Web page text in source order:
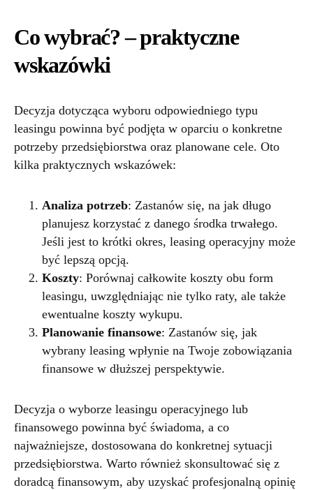
Co wybrać? – praktyczne
wskazówki
Decyzja dotycząca wyboru odpowiedniego typu
leasingu powinna być podjęta w oparciu o konkretne
potrzeby przedsiębiorstwa oraz planowane cele. Oto
kilka praktycznych wskazówek:
Analiza potrzeb: Zastanów się, na jak długo
planujesz korzystać z danego środka trwałego.
Jeśli jest to krótki okres, leasing operacyjny może
być lepszą opcją.
Koszty: Porównaj całkowite koszty obu form
leasingu, uwzględniając nie tylko raty, ale także
ewentualne koszty wykupu.
Planowanie finansowe: Zastanów się, jak
wybrany leasing wpłynie na Twoje zobowiązania
finansowe w dłuższej perspektywie.
Decyzja o wyborze leasingu operacyjnego lub
finansowego powinna być świadoma, a co
najważniejsze, dostosowana do konkretnej sytuacji
przedsiębiorstwa. Warto również skonsultować się z
doradcą finansowym, aby uzyskać profesjonalną opinię